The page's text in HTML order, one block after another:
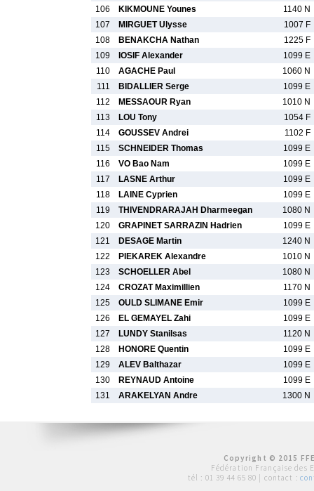
106 KIKMOUNE Younes
1140 N
107
MIRGUET Ulysse
1007 F
108
BENAKCHA Nathan
1225 F
109
IOSIF Alexander
1099 E
110
AGACHE Paul
1060 N
111
BIDALLIER Serge
1099 E
112
MESSAOUR Ryan
1010 N
113
LOU Tony
1054 F
114
GOUSSEV Andrei
1102 F
115
SCHNEIDER Thomas
1099 E
116
VO Bao Nam
1099 E
117
LASNE Arthur
1099 E
118
LAINE Cyprien
1099 E
119
THIVENDRARAJAH Dharmeegan
1080 N
120
GRAPINET SARRAZIN Hadrien
1099 E
121
DESAGE Martin
1240 N
122
PIEKAREK Alexandre
1010 N
123
SCHOELLER Abel
1080 N
124
CROZAT Maximillien
1170 N
125
OULD SLIMANE Emir
1099 E
126
EL GEMAYEL Zahi
1099 E
127
LUNDY Stanilsas
1120 N
128
HONORE Quentin
1099 E
129
ALEV Balthazar
1099 E
130
REYNAUD Antoine
1099 E
131
ARAKELYAN Andre 1300 N
Copyright © 2015
Fédération Française des
tél : 01 39 44 65 80 | contact :